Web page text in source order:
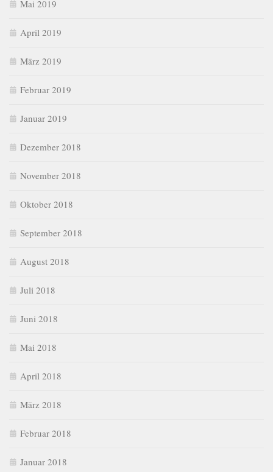
Mai 2019
April 2019
März 2019
Februar 2019
Januar 2019
Dezember 2018
November 2018
Oktober 2018
September 2018
August 2018
Juli 2018
Juni 2018
Mai 2018
April 2018
März 2018
Februar 2018
Januar 2018